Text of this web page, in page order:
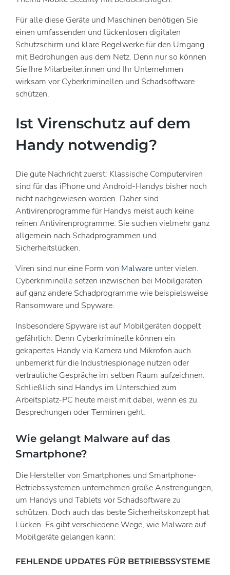
Für alle diese Geräte und Maschinen benötigen Sie
einen umfassenden und lückenlosen digitalen
Schutzschirm und klare Regelwerke für den Umgang
mit Bedrohungen aus dem Netz. Denn nur so können
Sie Ihre Mitarbeiter:innen und Ihr Unternehmen
wirksam vor Cyberkriminellen und Schadsoftware
schützen.
Ist Virenschutz auf dem
Handy notwendig?
Die gute Nachricht zuerst: Klassische Computerviren
sind für das iPhone und Android-Handys bisher noch
nicht nachgewiesen worden. Daher sind
Antivirenprogramme für Handys meist auch keine
reinen Antivirenprogramme. Sie suchen vielmehr ganz
allgemein nach Schadprogrammen und
Sicherheitslücken.
Viren sind nur eine Form von Malware unter vielen.
Cyberkriminelle setzen inzwischen bei Mobilgeräten
auf ganz andere Schadprogramme wie beispielsweise
Ransomware und Spyware.
Insbesondere Spyware ist auf Mobilgeräten doppelt
gefährlich. Denn Cyberkriminelle können ein
gekapertes Handy via Kamera und Mikrofon auch
unbemerkt für die Industriespionage nutzen oder
vertrauliche Gespräche im selben Raum aufzeichnen.
Schließlich sind Handys im Unterschied zum
Arbeitsplatz-PC heute meist mit dabei, wenn es zu
Besprechungen oder Terminen geht.
Wie gelangt Malware auf das
Smartphone?
Die Hersteller von Smartphones und Smartphone-
Betriebssystemen unternehmen große Anstrengungen,
um Handys und Tablets vor Schadsoftware zu
schützen. Doch auch das beste Sicherheitskonzept hat
Lücken. Es gibt verschiedene Wege, wie Malware auf
Mobilgeräte gelangen kann:
FEHLENDE UPDATES FÜR BETRIEBSSYSTEME